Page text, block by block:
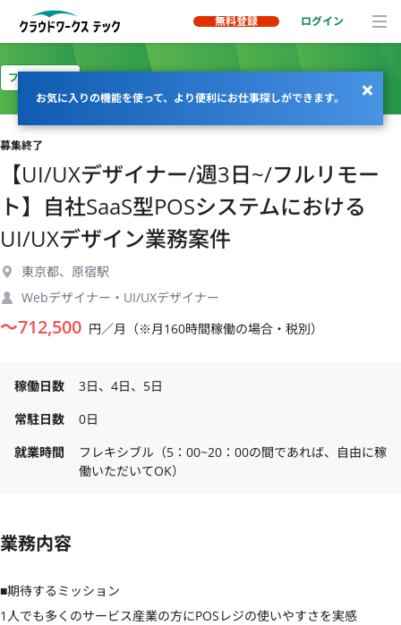
無料登録 ログイン
お気に入りの機能を使って、より便利にお仕事探しができます。
フルリモート
募集終了
【UI/UXデザイナー/週3日~/フルリモー
ト】自社SaaS型POSシステムにおける
UI/UXデザイン業務案件
東京都、原宿駅
Webデザイナー・UI/UXデザイナー
〜712,500 円／月（※月160時間稼働の場合・税別）
稼働日数
3日、4日、5日
常駐日数
0日
就業時間
フレキシブル（5：00~20：00の間であれば、自由に稼
働いただいてOK）
業務内容
■期待するミッション
1人でも多くのサービス産業の方にPOSレジの使いやすさを実感